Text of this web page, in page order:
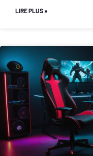
LIRE PLUS »